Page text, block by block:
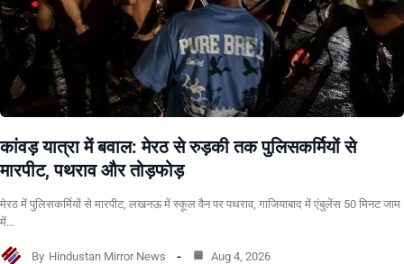
कांवड़ यात्रा में बवाल: मेरठ से रुड़की तक पुलिसकर्मियों से
मारपीट, पथराव और तोड़फोड़
मेरठ में पुलिसकर्मियों से मारपीट, लखनऊ में स्कूल वैन पर पथराव, गाजियाबाद में एंबुलेंस 50 मिनट जाम
में…
By Hindustan Mirror News Aug 4, 2026